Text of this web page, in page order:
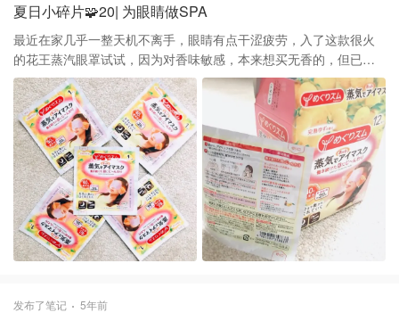
夏日小碎片🧩20| 为眼睛做SPA
最近在家几乎一整天机不离手，眼睛有点干涩疲劳，入了这款很火
的花王蒸汽眼罩试试，因为对香味敏感，本来想买无香的，但已经
断货啦，在玫瑰、薰衣草、洋甘菊、柚子香中选了还是很喜欢吃的
水果柚子 这款眼罩刚从包装取出就开始升温了，所以开封后要立即
使用，使用时闭眼戴上，材质绵柔，可以感受到有温度慢慢提升，
同时可以闻到散发的柚子香，发热到40度恒温持续大概20分钟，洗
完澡睡前来一片，很舒适很好入眠，记得设个闹钟，第一次敷差点
就直接睡过去啦
发布了笔记 5年前